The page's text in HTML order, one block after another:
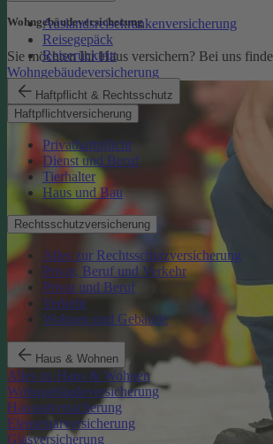
Auslandsreisekrankenversicherung
Reisegepäck
Reiserücktritt
Haftpflicht & Rechtsschutz
Haftpflichtversicherung
Privathaftpflicht
Dienst und Beruf
Tierhalter
Haus und Bau
Rechtsschutzversicherung
Alles zur Rechtsschutzversicherung
Privat, Beruf und Verkehr
Privat und Beruf
Verkehr
Wohnen und Gebäude
Haus & Wohnen
Alles zu Haus & Wohnen
Wohngebäudeversicherung
Hausratversicherung
Elementarversicherung
Glasversicherung
Wohngebäude­versicherung
Sie möchten Ihr Haus versichern? Bei uns
Wohngebäudeversicherung